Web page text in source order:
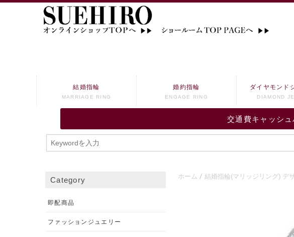
交通費キャッシ
結婚指輪
MARRIAGE RING
婚約指輪
ENGAGE RING
ダイヤモンド
DIAMOND
ホーム 結婚指輪(マリッジリング) デ
Category
即配商品
ファッションジュエリー